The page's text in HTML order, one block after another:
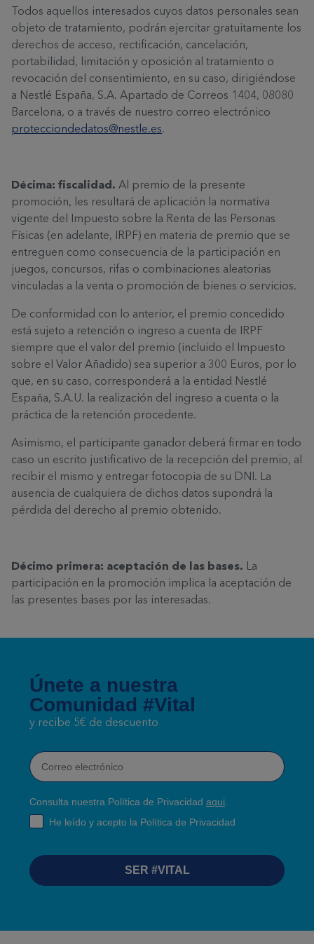
Todos aquellos interesados cuyos datos personales sean
objeto de tratamiento, podrán ejercitar gratuitamente los
derechos de acceso, rectificación, cancelación,
portabilidad, limitación y oposición al tratamiento o
revocación del consentimiento, en su caso, dirigiéndose
a Nestlé España, S.A. Apartado de Correos 1404, 08080
Barcelona, o a través de nuestro correo electrónico
protecciondedatos@nestle.es.
Décima: fiscalidad. Al premio de la presente
promoción, les resultará de aplicación la normativa
vigente del Impuesto sobre la Renta de las Personas
Físicas (en adelante, IRPF) en materia de premio que se
entreguen como consecuencia de la participación en
juegos, concursos, rifas o combinaciones aleatorias
vinculadas a la venta o promoción de bienes o servicios.
De conformidad con lo anterior, el premio concedido
está sujeto a retención o ingreso a cuenta de IRPF
siempre que el valor del premio (incluido el Impuesto
sobre el Valor Añadido) sea superior a 300 Euros, por lo
que, en su caso, corresponderá a la entidad Nestlé
España, S.A.U. la realización del ingreso a cuenta o la
práctica de la retención procedente.
Asimismo, el participante ganador deberá firmar en todo
caso un escrito justificativo de la recepción del premio, al
recibir el mismo y entregar fotocopia de su DNI. La
ausencia de cualquiera de dichos datos supondrá la
pérdida del derecho al premio obtenido.
Décimo primera: aceptación de las bases. La
participación en la promoción implica la aceptación de
las presentes bases por las interesadas.
Únete a nuestra
Comunidad #Vital
y recibe 5€ de descuento
Correo electrónico
Consulta nuestra Política de Privacidad aqui.
RGPDHe leído y acepto la Política de Privacidad
SER #VITAL